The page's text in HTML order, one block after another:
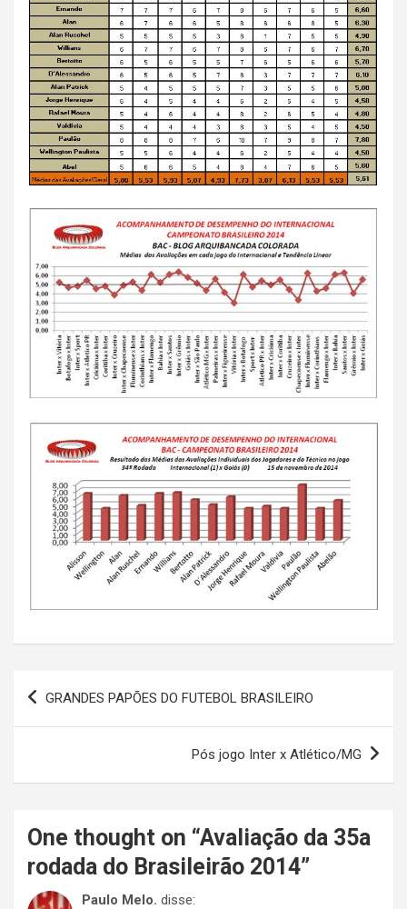
Navegação
GRANDES PAPÕES DO FUTEBOL BRASILEIRO
Pós jogo Inter x Atlético/MG
One thought on “Avaliação da 35a
rodada do Brasileirão 2014”
Paulo Melo. disse: